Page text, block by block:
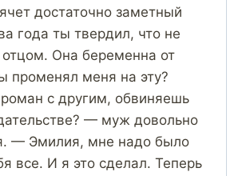
достаточно заметный
года ты твердил, что не
отцом. Она беременна от
променял меня на эту?
с другим, обвиняешь
— муж довольно
— Эмилия, мне надо было
все. И я это сделал. Теперь